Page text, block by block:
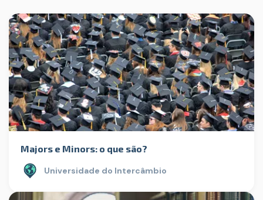
Majors e Minors: o que são?
Universidade do Intercâmbio